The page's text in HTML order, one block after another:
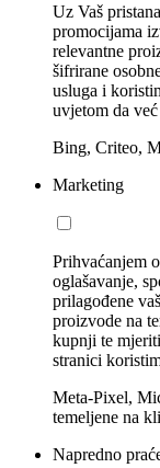
Uz Vaš
promocijama
relevantne
šifrirane
usluga i
uvjetom da
Bing, Criteo,
Marketing
Prihvaćanjem
oglašavanje,
prilagođene
proizvode na
kupnji te
stranici
Meta-Pixel,
temeljene na
Napredno